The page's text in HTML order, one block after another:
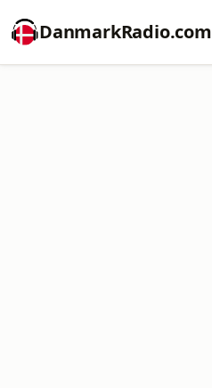
DanmarkRadio.com